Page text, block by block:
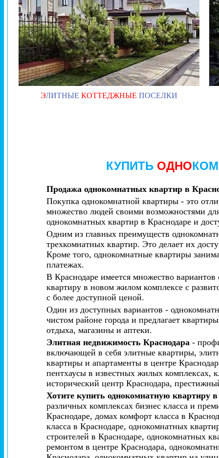
ЭЛИТНЫЕ КОТТЕДЖНЫЕ ПОСЕЛКИ
КУПИТЬ ОДНО
Продажа однокомнатных квартир в
Покупка однокомнатной квартиры - это
множество людей своими возможностями
однокомнатных квартир в Краснодаре и
Одним из главных преимуществ
трехкомнатных квартир. Это делает их
Кроме того, однокомнатные квартиры
платежах.
В Краснодаре имеется множество
квартиру в новом жилом комплексе с
с более доступной ценой.
Один из доступных вариантов -
чистом районе города и предлагает
отдыха, магазины и аптеки.
Элитная недвижимость Краснодара-
включающей в себя элитные квартиры,
квартиры и апартаменты в центре
пентхаусы в известных жилых
исторический центр Краснодара,
Хотите купить однокомнатную квартиру в
различных комплексах бизнес класса и
Краснодаре, домах комфорт класса в
класса в Краснодаре, однокомнатных
строителей в Краснодаре, однокомнатных
ремонтом в центре Краснодара,